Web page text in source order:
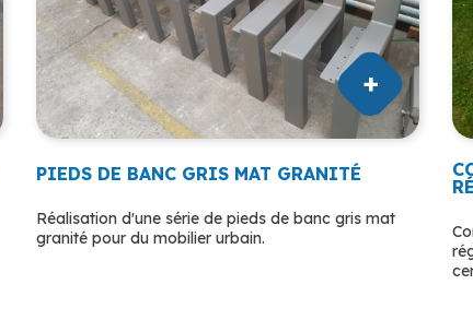
PIEDS DE BANC GRIS MAT GRANITÉ
Réalisation d'une série de pieds de banc gris mat
granité pour du mobilier urbain.